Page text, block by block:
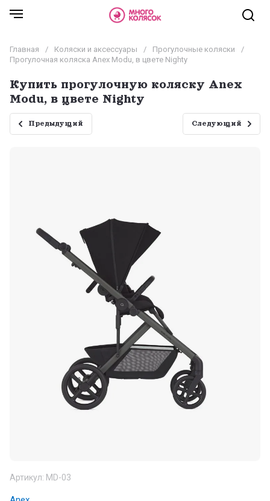
Главная / Коляски и аксессуары / Прогулочные коляски
/
Прогулочная коляска Anex Modu, в цвете Nighty
Купить прогулочную коляску Anex
Modu, в цвете Nighty
Предыдущий Следующий
Артикул: MD-03